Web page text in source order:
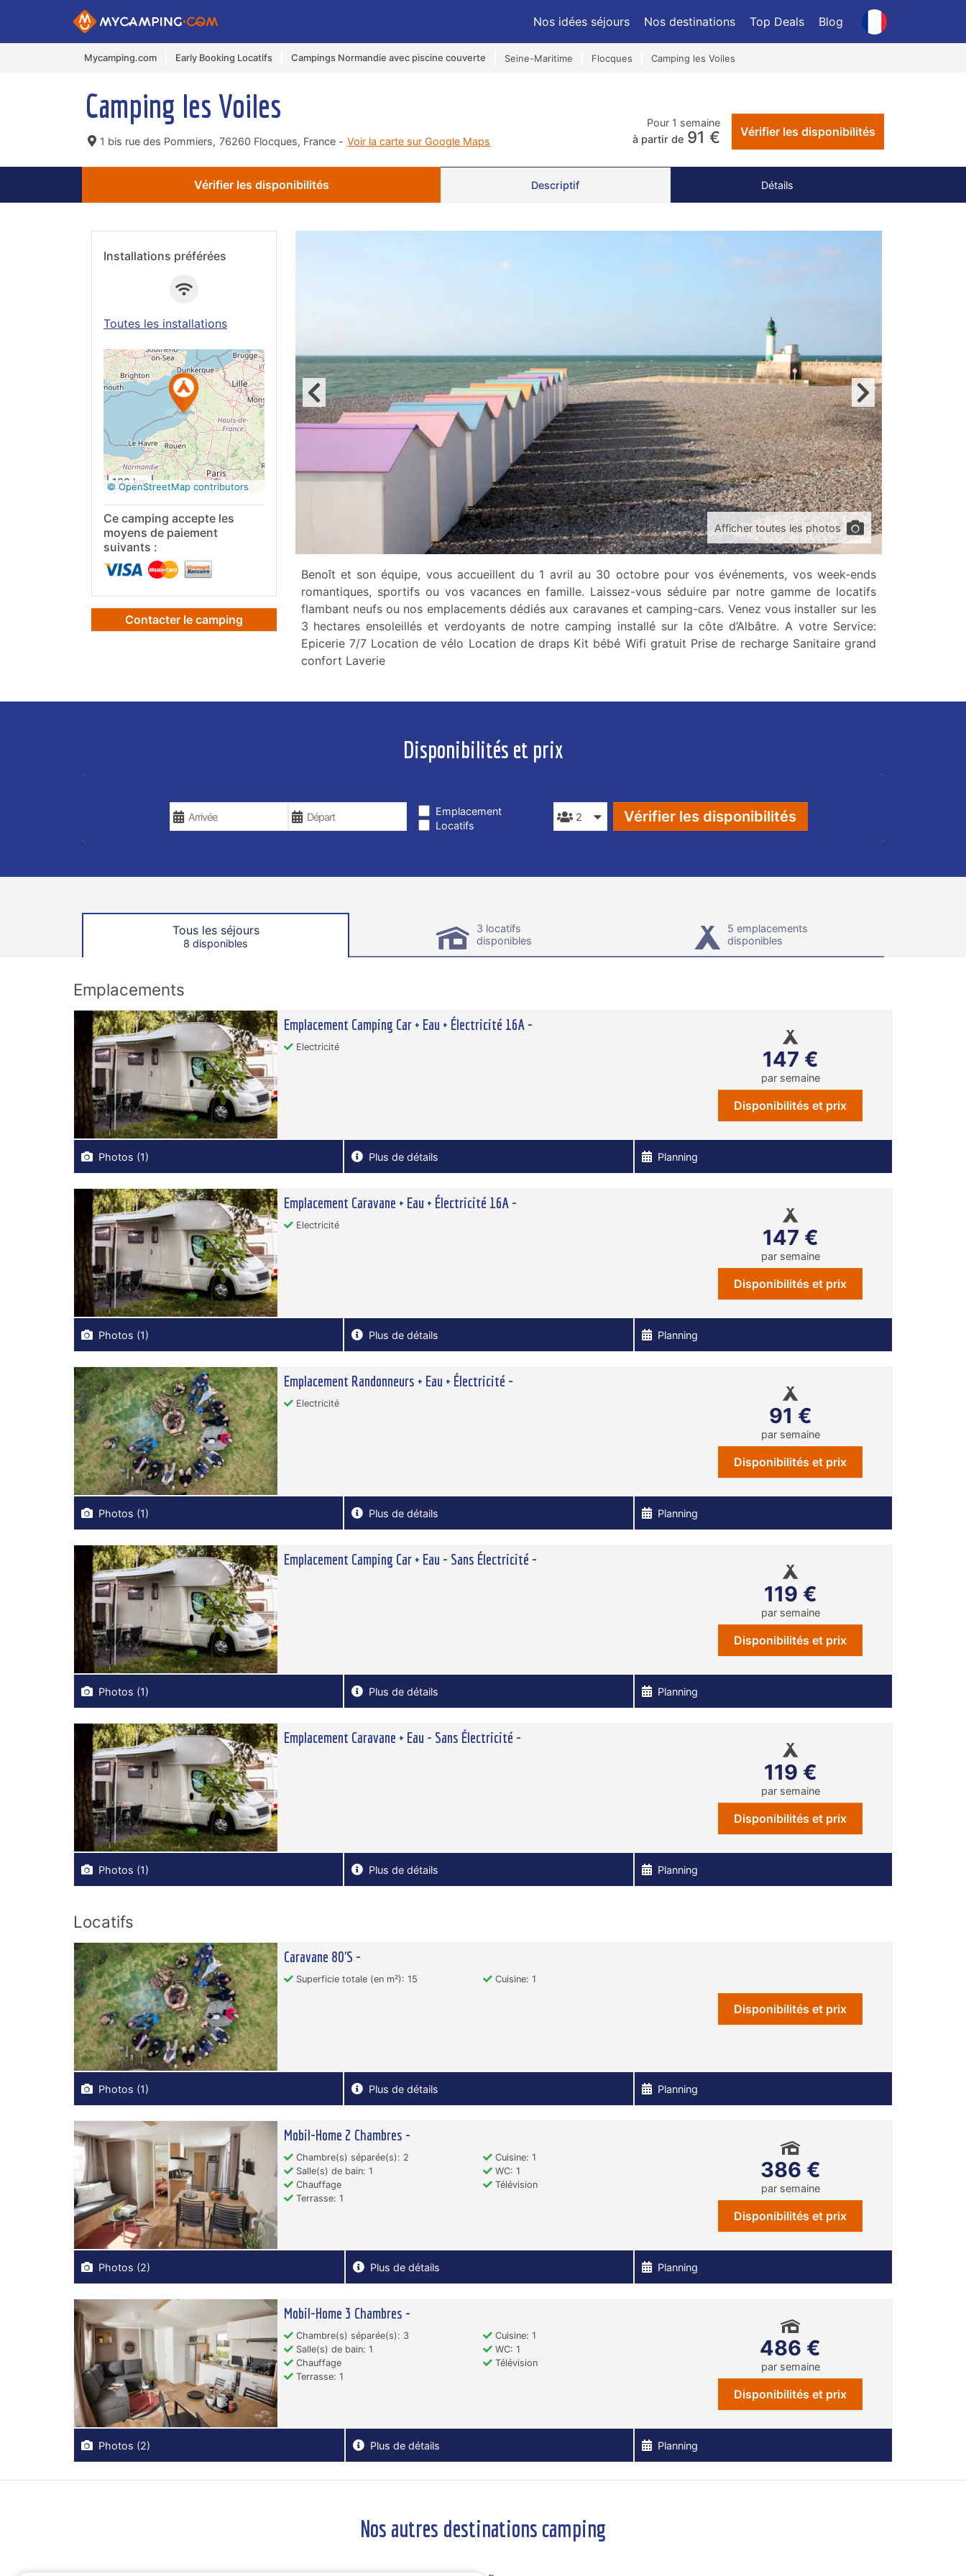
Nos idées séjours Nos destinations Top Deals Blog
Mycamping.com Early Booking Locatifs Campings Normandie avec piscine couverte Seine-Maritime Flocques Camping les Voiles
Camping les Voiles
1 bis rue des Pommiers, 76260 Flocques, France - Voir la carte sur Google Maps
Pour 1 semaine
à partir de 91 € Vérifier les disponibilités
Vérifier les disponibilités Descriptif Détails
Installations préférées
Toutes les installations
Voir sur
Google
Maps
100 km
© OpenStreetMap contributors
Ce camping accepte les
moyens de paiement
suivants :
Contacter le camping
Afficher toutes les photos
Benoît et son équipe, vous accueillent du 1 avril au 30 octobre pour vos événements, vos week-ends
romantiques, sportifs ou vos vacances en famille. Laissez-vous séduire par notre gamme de locatifs
flambant neufs ou nos emplacements dédiés aux caravanes et camping-cars. Venez vous installer sur les
3 hectares ensoleillés et verdoyants de notre camping installé sur la côte d’Albâtre. A votre Service:
Epicerie 7/7 Location de vélo Location de draps Kit bébé Wifi gratuit Prise de recharge Sanitaire grand
confort Laverie
Disponibilités et prix
Emplacement
Locatifs
Vérifier les disponibilités
Tous les séjours
8 disponibles
3 locatifs
disponibles
5 emplacements
disponibles
Emplacements
Emplacement Camping Car + Eau + Électricité 16A -
Electricité 147 €
par semaine
Disponibilités et prix
Photos (1) Plus de détails Planning
Emplacement Caravane + Eau + Électricité 16A -
Electricité 147 €
par semaine
Disponibilités et prix
Photos (1) Plus de détails Planning
Emplacement Randonneurs + Eau + Électricité -
Electricité 91 €
par semaine
Disponibilités et prix
Photos (1) Plus de détails Planning
Emplacement Camping Car + Eau - Sans Électricité -
119 €
par semaine
Disponibilités et prix
Photos (1) Plus de détails Planning
Emplacement Caravane + Eau - Sans Électricité -
119 €
par semaine
Disponibilités et prix
Photos (1) Plus de détails Planning
Locatifs
Caravane 80'S -
Superficie totale (en m²): 15 Cuisine: 1
Disponibilités et prix
Photos (1) Plus de détails Planning
Mobil-Home 2 Chambres -
Chambre(s) séparée(s): 2
Cuisine: 1
Salle(s) de bain: 1
WC: 1
Chauffage
Télévision
Terrasse: 1
386 €
par semaine
Disponibilités et prix
Photos (2) Plus de détails Planning
Mobil-Home 3 Chambres -
Chambre(s) séparée(s): 3
Cuisine: 1
Salle(s) de bain: 1
WC: 1
Chauffage
Télévision
Terrasse: 1
486 €
par semaine
Disponibilités et prix
Photos (2) Plus de détails Planning
Nos autres destinations camping